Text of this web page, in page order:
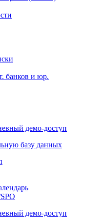
& Карты рынка
(ИИ)
облигаций
(Россия)
банков и юр.
базу данных